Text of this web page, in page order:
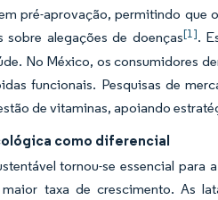
pré-aprovação, permitindo que
sobre alegações de doenças[1].
No México, os consumidores
funcionais. Pesquisas de
de vitaminas, apoiando
como diferencial
tornou-se essencial
maior taxa de crescimento. As